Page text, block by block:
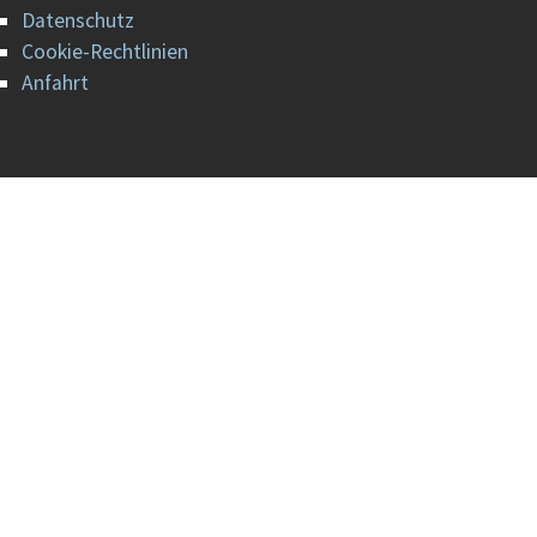
Datenschutz
Cookie-Rechtlinien
Anfahrt